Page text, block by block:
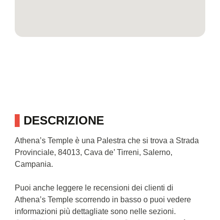
DESCRIZIONE
Athena’s Temple è una Palestra che si trova a Strada
Provinciale, 84013, Cava de’ Tirreni, Salerno,
Campania.
Puoi anche leggere le recensioni dei clienti di
Athena’s Temple scorrendo in basso o puoi vedere
informazioni più dettagliate sono nelle sezioni.